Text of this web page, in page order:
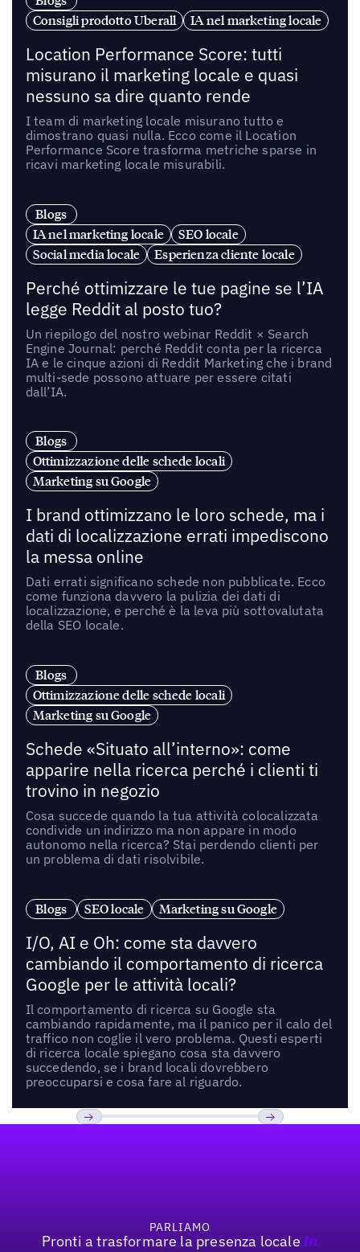
Consigli prodotto Uberall
IA nel marketing locale
Location Performance Score: tutti
misurano il marketing locale e quasi
nessuno sa dire quanto rende
I team di marketing locale misurano tutto e
dimostrano quasi nulla. Ecco come il Location
Performance Score trasforma metriche sparse in
ricavi marketing locale misurabili.
Blogs
IA nel marketing locale
SEO locale
Social media locale
Esperienza cliente locale
Perché ottimizzare le tue pagine se l’IA
legge Reddit al posto tuo?
Un riepilogo del nostro webinar Reddit × Search
Engine Journal: perché Reddit conta per la ricerca
IA e le cinque azioni di Reddit Marketing che i brand
multi-sede possono attuare per essere citati
dall’IA.
Blogs
Ottimizzazione delle schede locali
Marketing su Google
I brand ottimizzano le loro schede, ma i
dati di localizzazione errati impediscono
la messa online
Dati errati significano schede non pubblicate. Ecco
come funziona davvero la pulizia dei dati di
localizzazione, e perché è la leva più sottovalutata
della SEO locale.
Blogs
Ottimizzazione delle schede locali
Marketing su Google
Schede «Situato all’interno»: come
apparire nella ricerca perché i clienti ti
trovino in negozio
Cosa succede quando la tua attività colocalizzata
condivide un indirizzo ma non appare in modo
autonomo nella ricerca? Stai perdendo clienti per
un problema di dati risolvibile.
Blogs SEO locale Marketing su Google
I/O, AI e Oh: come sta davvero
cambiando il comportamento di ricerca
Google per le attività locali?
Il comportamento di ricerca su Google sta
cambiando rapidamente, ma il panico per il calo del
traffico non coglie il vero problema. Questi esperti
di ricerca locale spiegano cosa sta davvero
succedendo, se i brand locali dovrebbero
preoccuparsi e cosa fare al riguardo.
PARLIAMO
Pronti a trasformare la presenza locale In